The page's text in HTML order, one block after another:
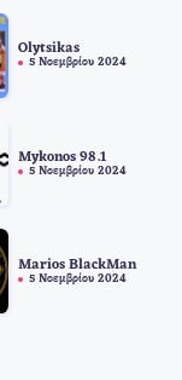
Olytsikas
5 Νοεμβρίου 2024
Mykonos 98.1
5 Νοεμβρίου 2024
Marios BlackMan
5 Νοεμβρίου 2024